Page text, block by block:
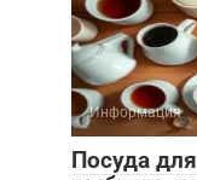
Информация
Посуда